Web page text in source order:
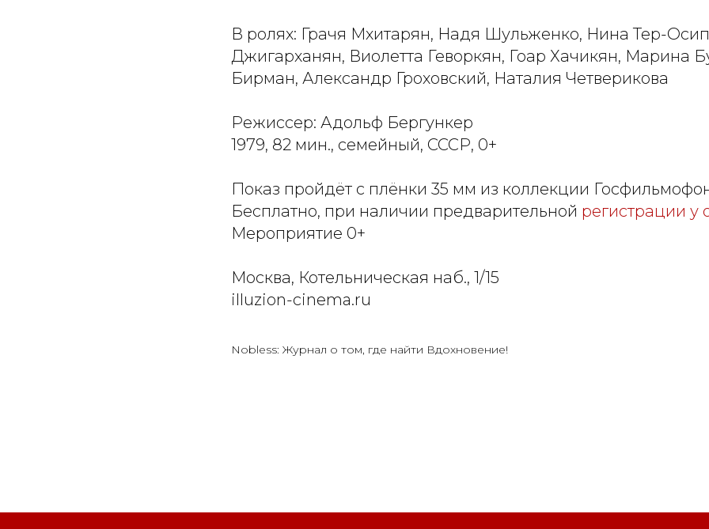
В ролях: Грачя Мхитарян, Надя Шульженко, Нина Тер-
Джигарханян, Виолетта Геворкян, Гоар Хачикян, Марина
Бирман, Александр Гроховский, Наталия Четверикова
Режиссер: Адольф Бергункер
1979, 82 мин., семейный, СССР, 0+
Показ пройдёт с плёнки 35 мм из коллекции
Бесплатно, при наличии предварительной регистрации у
Мероприятие 0+
Москва, Котельническая наб., 1/15
illuzion-cinema.ru
Nobless: Журнал о том, где найти Вдохновение!